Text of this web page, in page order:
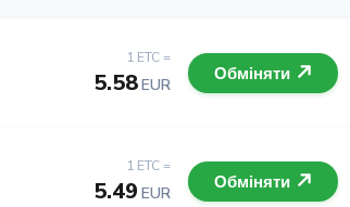
1 ETC =
5.58EUR
Обміняти
1 ETC =
5.49 EUR
Обміняти